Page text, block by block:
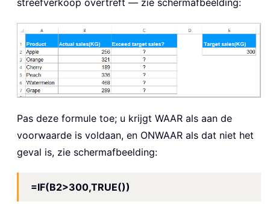
Pas deze formule toe; u krijgt WAAR als aan de
voorwaarde is voldaan, en ONWAAR als dat niet het
geval is, zie schermafbeelding:
=IF(B2>300,TRUE())